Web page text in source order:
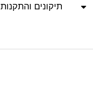
תיקונים והתקנות